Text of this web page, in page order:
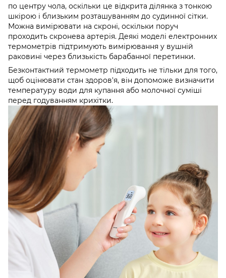
по центру чола, оскільки це відкрита ділянка з тонкою
шкірою і близьким розташуванням до судинної сітки.
Можна вимірювати на скроні, оскільки поруч
проходить скронева артерія. Деякі моделі електронних
термометрів підтримують вимірювання у вушній
раковині через близькість барабанної перетинки.
Безконтактний термометр підходить не тільки для того,
щоб оцінювати стан здоров'я, він допоможе визначити
температуру води для купання або молочної суміші
перед годуванням крихітки.